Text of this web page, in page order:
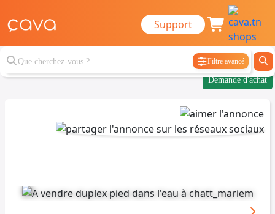
Support
Filtre avancé
Demande d'achat